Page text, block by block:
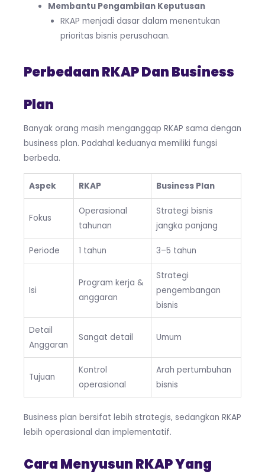
Membantu Pengambilan Keputusan
RKAP menjadi dasar dalam menentukan
prioritas bisnis perusahaan.
Perbedaan RKAP Dan Business
Plan
Banyak orang masih menganggap RKAP sama dengan
business plan. Padahal keduanya memiliki fungsi
berbeda.
Aspek RKAP Business Plan
Fokus
Operasional
tahunan
Strategi bisnis
jangka panjang
Periode 1 tahun 3–5 tahun
Isi
Program kerja &
anggaran
Strategi
pengembangan
bisnis
Detail
Anggaran
Sangat detail Umum
Tujuan
Kontrol
operasional
Arah pertumbuhan
bisnis
Business plan bersifat lebih strategis, sedangkan RKAP
lebih operasional dan implementatif.
Cara Menyusun RKAP Yang